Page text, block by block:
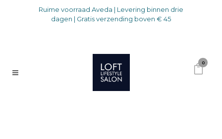
Ruime voorraad Aveda | Levering binnen drie
dagen | Gratis verzending boven € 45
0